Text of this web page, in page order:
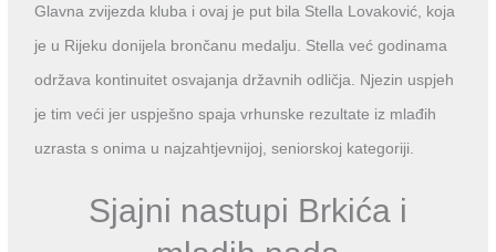
Glavna zvijezda kluba i ovaj je put bila Stella Lovaković, koja
je u Rijeku donijela brončanu medalju. Stella već godinama
održava kontinuitet osvajanja državnih odličja. Njezin uspjeh
je tim veći jer uspješno spaja vrhunske rezultate iz mlađih
uzrasta s onima u najzahtjevnijoj, seniorskoj kategoriji.
Sjajni nastupi Brkića i